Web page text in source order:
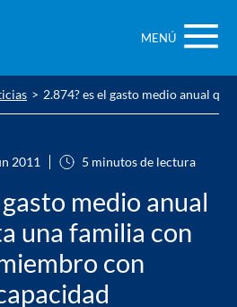
MENÚ
2.874? es el gasto medio anual
2011 5 minutos de lectura
medio anual
una familia con
con